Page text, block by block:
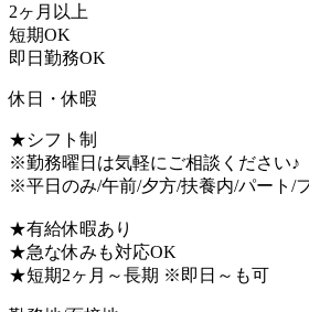
2ヶ月以上
短期OK
即日勤務OK
休日・休暇
★シフト制
※勤務曜日は気軽にご相談ください♪
※平日のみ/午前/夕方/扶養内/パート/
★有給休暇あり
★急な休みも対応OK
★短期2ヶ月～長期 ※即日～も可